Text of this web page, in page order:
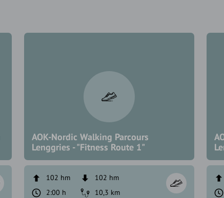
AOK-Nordic Walking Parcours
Lenggries - "Fitness Route 1"
102 hm
102 hm
2:00 h
10,3 km